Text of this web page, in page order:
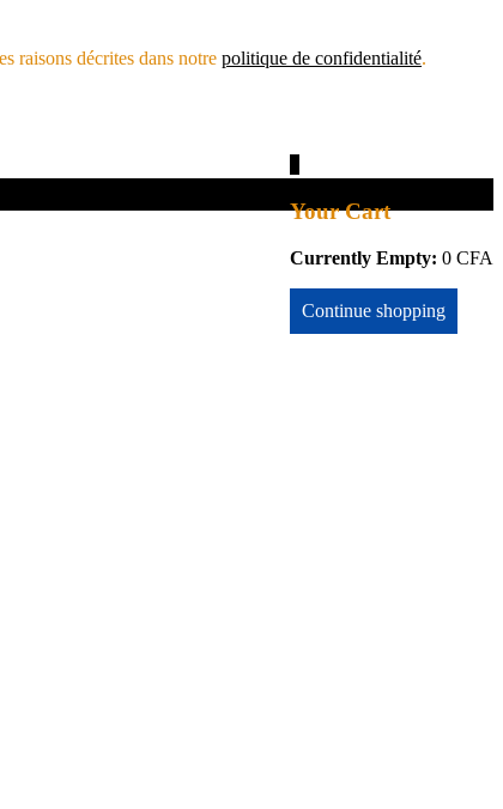
raisons décrites dans notre politique de confidentialité.
Your Cart
Currently Empty: 0 CFA
Continue shopping